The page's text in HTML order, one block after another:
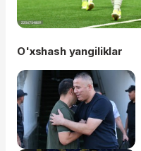
O'xshash yangiliklar